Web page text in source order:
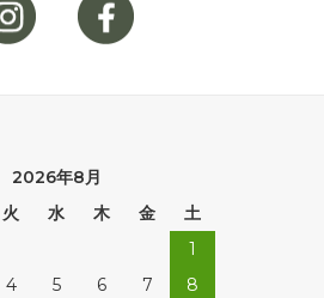
2026年8月
火 水 木 金
土
1
4 5 6 7
8